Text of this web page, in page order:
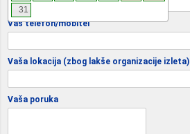
Vaš telefon/mobitel
Vaša lokacija (zbog lakše organizacije izleta)
Vaša poruka
31